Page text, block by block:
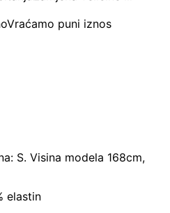
Vraćamo puni iznos
S. Visina modela 168cm,
elastin